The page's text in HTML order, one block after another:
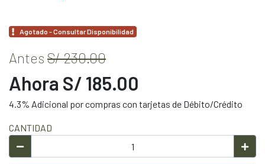
Agotado - Consultar Disponibilidad
Antes S/ 230.00
Ahora S/ 185.00
4.3% Adicional por compras con tarjetas de Débito/Crédito
CANTIDAD